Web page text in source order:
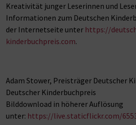
Kreativität junger Leserinnen und
Informationen zum Deutschen
der Internetseite unter https://
kinderbuchpreis.com.
Adam Stower, Preisträger Deutscher
Deutscher Kinderbuchpreis
Bilddownload in höherer Auflösung
unter: https://live.staticflickr.com/